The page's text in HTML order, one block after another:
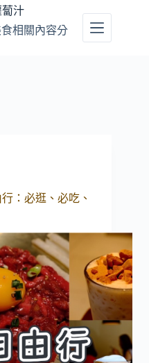
蔔汁
相關內容分
：必逛、必吃、